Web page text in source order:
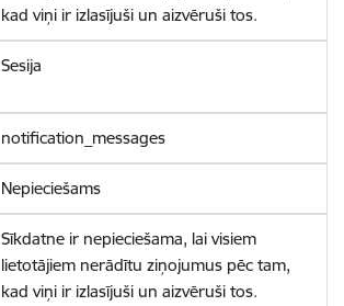
kad viņi ir izlasījuši un aizvēruši tos.
Sesija
notification_messages
Nepieciešams
Sīkdatne ir nepieciešama, lai visiem
lietotājiem nerādītu ziņojumus pēc tam,
kad viņi ir izlasījuši un aizvēruši tos.